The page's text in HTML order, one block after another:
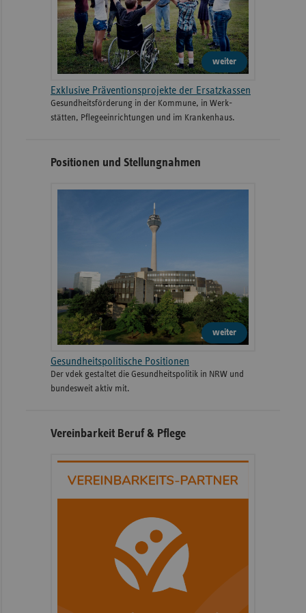
weiter
Exklusive Präventionsprojekte der Ersatzkassen
Gesund­heits­­förderung in der Kommune, in Werk­
stätten, Pflege­einrichtungen und im Kranken­haus.
Positionen und Stellungnahmen
weiter
Gesundheitspolitische Positionen
Der vdek gestaltet die Gesundheitspolitik in NRW und
bundesweit aktiv mit.
Vereinbarkeit Beruf & Pflege